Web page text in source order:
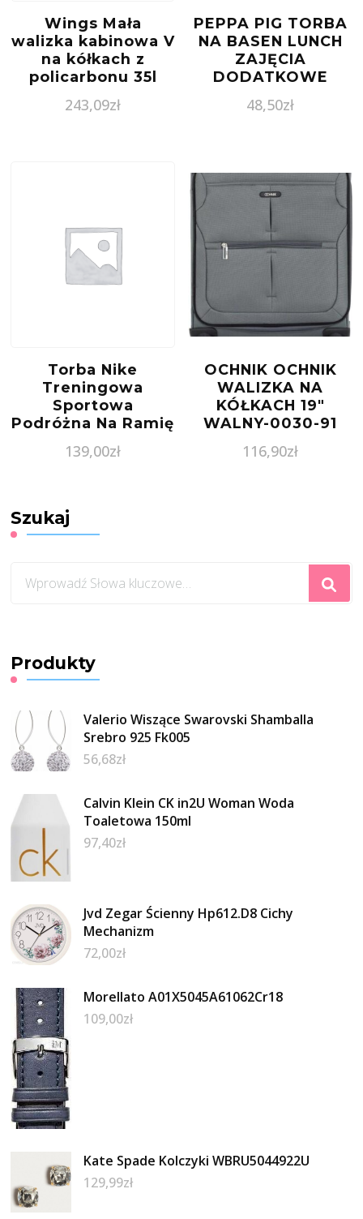
Wings Mała
walizka kabinowa V
na kółkach z
policarbonu 35l
czarna
243,09zł
PEPPA PIG TORBA
NA BASEN LUNCH
ZAJĘCIA
DODATKOWE
18960
48,50zł
Torba Nike
Treningowa
Sportowa
Podróżna Na Ramię
139,00zł
OCHNIK OCHNIK
WALIZKA NA
KÓŁKACH 19″
WALNY-0030-91
116,90zł
Szukaj
czegoś?
Produkty
Valerio Wiszące Swarovski Shamballa
Srebro 925 Fk005
56,68zł
Calvin Klein CK in2U Woman Woda
Toaletowa 150ml
97,40zł
Jvd Zegar Ścienny Hp612.D8 Cichy
Mechanizm
72,00zł
Morellato A01X5045A61062Cr18
109,00zł
Kate Spade Kolczyki WBRU5044922U
129,99zł